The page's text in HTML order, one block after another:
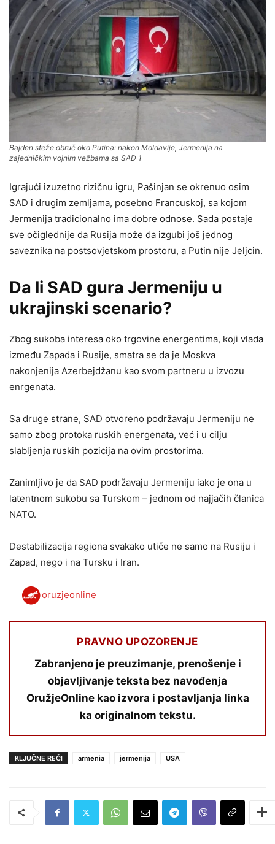
Bajden steže obruč oko Putina: nakon Moldavije, Jermenija na
zajedničkim vojnim vežbama sa SAD 1
Igrajući izuzetno rizičnu igru, Pašinjan se okrenuo osim
SAD i drugim zemljama, posebno Francuskoj, sa kojom
Jermenija tradicionalno ima dobre odnose. Sada postaje
sve očiglednije da Rusija može da izgubi još jednog
saveznika na postsovjetskom prostoru, a Putin nije Jeljcin.
Da li SAD gura Jermeniju u
ukrajinski scenario?
Zbog sukoba interesa oko trgovine energentima, koji vlada
između Zapada i Rusije, smatra se da je Moskva
nakonjenija Azerbejdžanu kao svom partneru u izvozu
enrgenata.
Sa druge strane, SAD otvoreno podržavaju Jermeniju ne
samo zbog protoka ruskih energenata, već i u cilju
slabljenja ruskih pozicija na ovim prostorima.
Zanimljivo je da SAD podržavaju Jermeniju iako je ona u
latentnom sukobu sa Turskom – jednom od najjačih članica
NATO.
Destabilizacija regiona svakako utiče ne samo na Rusiju i
Zapad, nego i na Tursku i Iran.
oruzjeonline
PRAVNO UPOZORENJE
Zabranjeno je preuzimanje, prenošenje i
objavljivanje teksta bez navođenja
OružjeOnline kao izvora i postavljanja linka
ka originalnom tekstu.
KLJUČNE REČI armenia jermenija USA